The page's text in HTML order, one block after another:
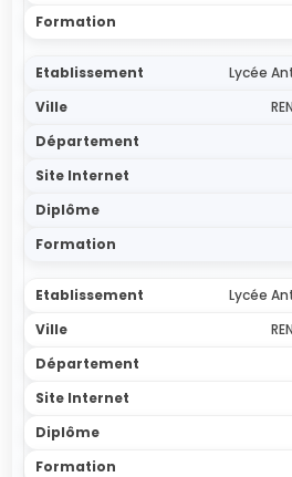
Lycée
Lycée